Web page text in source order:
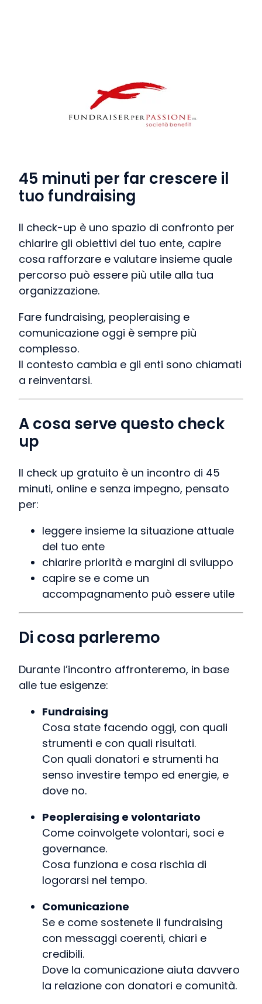
45 minuti per far crescere il
tuo fundraising
Il check-up è uno spazio di confronto per
chiarire gli obiettivi del tuo ente, capire
cosa rafforzare e valutare insieme quale
percorso può essere più utile alla tua
organizzazione.
Fare fundraising, peopleraising e
comunicazione oggi è sempre più
complesso.
Il contesto cambia e gli enti sono chiamati
a reinventarsi.
A cosa serve questo check
up
Il check up gratuito è un incontro di 45
minuti, online e senza impegno, pensato
per:
leggere insieme la situazione attuale
del tuo ente
chiarire priorità e margini di sviluppo
capire se e come un
accompagnamento può essere utile
Di cosa parleremo
Durante l’incontro affronteremo, in base
alle tue esigenze:
Fundraising
Cosa state facendo oggi, con quali
strumenti e con quali risultati.
Con quali donatori e strumenti ha
senso investire tempo ed energie, e
dove no.
Peopleraising e volontariato
Come coinvolgete volontari, soci e
governance.
Cosa funziona e cosa rischia di
logorarsi nel tempo.
Comunicazione
Se e come sostenete il fundraising
con messaggi coerenti, chiari e
credibili.
Dove la comunicazione aiuta davvero
la relazione con donatori e comunità.